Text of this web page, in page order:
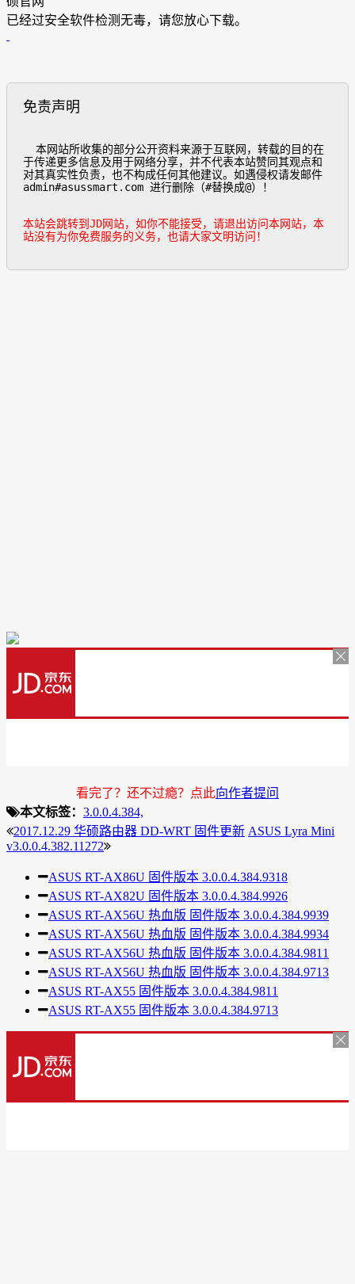
已经过安全软件检测无毒，请您放心下载。
免责声明
于传递更多信息及用于网络分享，并不代表本站赞同其观点和
对其真实性负责，也不构成任何其他建议。如遇侵权请发邮件
admin#asussmart.com 进行删除（#替换成@）！
本站会跳转到JD网站，如你不能接受，请退出访问本网站，本
站没有为你免费服务的义务，也请大家文明访问！
看完了？还不过瘾？点此向作者提问
本文标签： 3.0.0.4.384,
2017.12.29 华硕路由器 DD-WRT 固件更新 ASUS Lyra Mini
v3.0.0.4.382.11272
ASUS RT-AX86U 固件版本 3.0.0.4.384.9318
ASUS RT-AX82U 固件版本 3.0.0.4.384.9926
ASUS RT-AX56U 热血版 固件版本 3.0.0.4.384.9939
ASUS RT-AX56U 热血版 固件版本 3.0.0.4.384.9934
ASUS RT-AX56U 热血版 固件版本 3.0.0.4.384.9811
ASUS RT-AX56U 热血版 固件版本 3.0.0.4.384.9713
ASUS RT-AX55 固件版本 3.0.0.4.384.9811
ASUS RT-AX55 固件版本 3.0.0.4.384.9713